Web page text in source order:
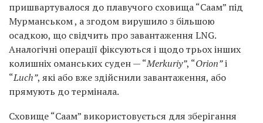
пришвартувалося до плавучого сховища “Саам” під
Мурманськом , а згодом вирушило з більшою
осадкою, що свідчить про завантаження LNG.
Аналогічні операції фіксуються і щодо трьох інших
колишніх оманських суден — “Merkuriy”, “Orion”і
“Luch”, які або вже здійснили завантаження, або
прямують до термінала.
Сховище “Саам” використовується для зберігання